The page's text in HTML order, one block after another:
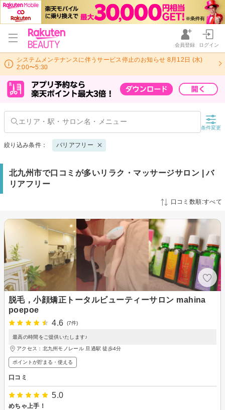
会員登録 ログイン
システムメンテナンスに伴うサービス停止のお知らせ 8月12日 (水)
2:00〜5:30
条件変更
絞り込み条件： バリアフリー
北九州市で口コミが多いリラク・マッサージサロン | バ
リアフリー
口コミ数順:すべて
脱毛，小顔矯正トータルビューティーサロン mahina
poepoe
4.6
(7件)
最高の時間をご提供いたします♪
アクセス：北九州モノレール 旦過駅 徒歩4分
ポイントが貯まる・使える
口コミ
5.0
めちゃ上手！